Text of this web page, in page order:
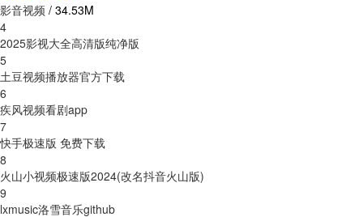
影音视频 / 34.53M
4
2025影视大全高清版纯净版
5
土豆视频播放器官方下载
6
疾风视频看剧app
7
快手极速版 免费下载
8
火山小视频极速版2024(改名抖音火山版)
9
lxmusic洛雪音乐github